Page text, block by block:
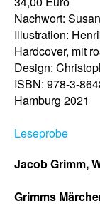
Jacob Grimm,
Grimms
Nachwort:
Illustration:
Hardcover, mit
Design:
ISBN: 978-3-
Hamburg 2021
Leseprobe